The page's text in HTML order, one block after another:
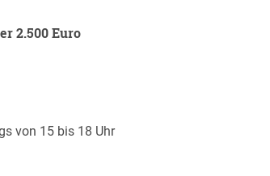
2.500 Euro
von 15 bis 18 Uhr